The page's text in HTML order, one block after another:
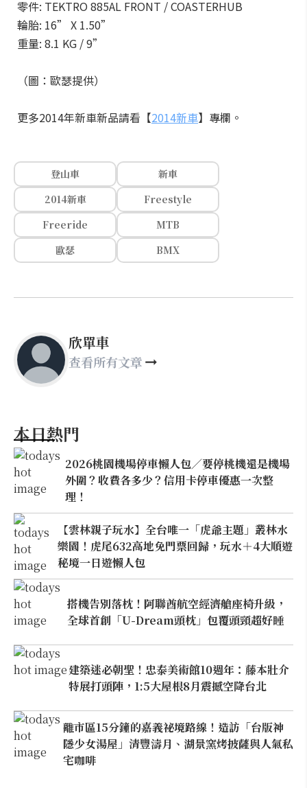
零件: TEKTRO 885AL FRONT / COASTERHUB
輪胎: 16” X 1.50”
重量: 8.1 KG / 9”
（圖：歐瑟提供）
更多2014年新車新品請看【2014新車】專欄。
登山車
新車
2014新車
Freestyle
Freeride
MTB
歐瑟
BMX
欣單車
查看所有文章
本日熱門
2026桃園機場停車懶人包／要停桃機還是機場
外圍？收費各多少？信用卡停車優惠一次整
理！
【雲林親子玩水】全台唯一「虎爺主題」叢林水
樂園！虎尾632高地免門票回歸，玩水＋4大順遊
秘境一日遊懶人包
搭機告別落枕！阿聯酋航空經濟艙座椅升級，
全球首創「U-Dream頭枕」包覆頭頸超好睡
建築迷必朝聖！忠泰美術館10週年：藤本壯介
特展打頭陣，1:5大屋根8月震撼空降台北
離市區15分鐘的嘉義祕境路線！造訪「台版神
隱少女湯屋」清豐濤月、湖景窯烤披薩與人氣私
宅咖啡